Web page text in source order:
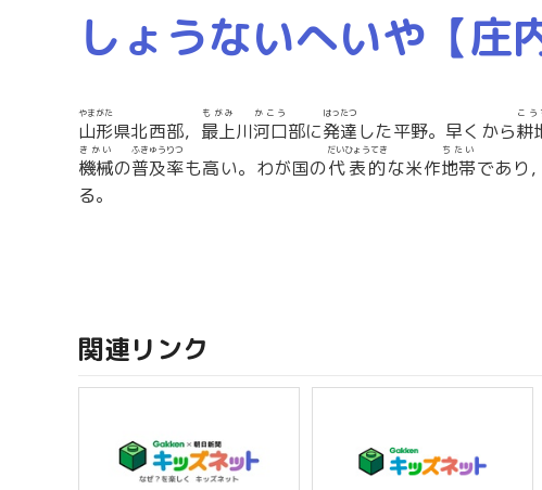
しょうないへいや【庄
山形
やまがた
県北西部， 最上
もがみ
川河口
かこう
部に発達
はったつ
した平野。早くから耕
こう
機械
きかい
の普及率
ふきゅうりつ
も高い。わが国の代表的
だいひょうてき
な米作地帯
ちたい
であり，
る。
関連リンク